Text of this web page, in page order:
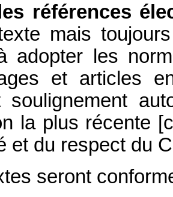
références
mais
adopter les
et articles
soulignement
la plus récente
et du respect du
seront